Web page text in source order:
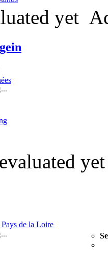
yet
yet
de la Loire